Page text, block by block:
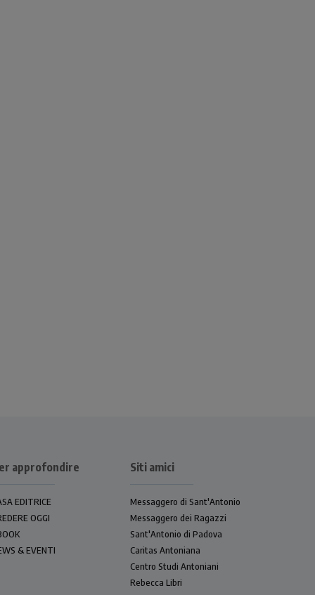
approfondire
EDITRICE
OGGI
& EVENTI
Siti amici
Messaggero di Sant'Antonio
Messaggero dei Ragazzi
Sant'Antonio di Padova
Caritas Antoniana
Centro Studi Antoniani
Rebecca Libri